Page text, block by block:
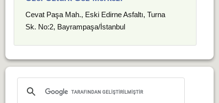
Cevat Paşa Mah., Eski Edirne Asfaltı, Turna
Sk. No:2, Bayrampaşa/İstanbul